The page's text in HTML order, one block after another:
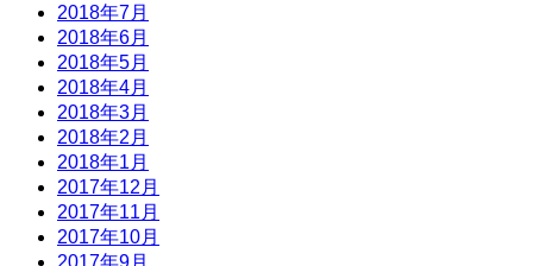
2018年7月
2018年6月
2018年5月
2018年4月
2018年3月
2018年2月
2018年1月
2017年12月
2017年11月
2017年10月
2017年9月